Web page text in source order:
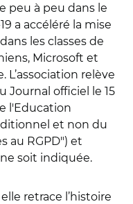
peu à peu dans le
a accéléré la mise
les classes de
Microsoft et
relève
Journal officiel le 15
l'Education
et non du
au RGPD") et
soit indiquée.
retrace l’histoire